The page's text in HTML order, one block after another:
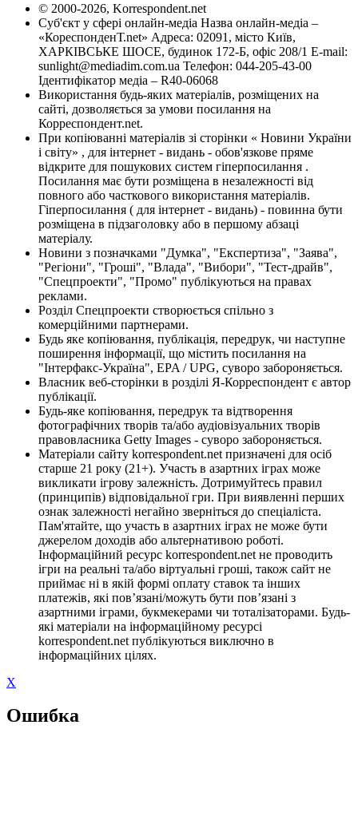
© 2000-2026, Korrespondent.net
Суб'єкт у сфері онлайн-медіа Назва онлайн-медіа –
«КореспонденТ.net» Адреса: 02091, місто Київ,
ХАРКІВСЬКЕ ШОСЕ, будинок 172-Б, офіс 208/1 E-mail:
sunlight@mediadim.com.ua Телефон: 044-205-43-00
Ідентифікатор медіа – R40-06068
Використання будь-яких матеріалів, розміщених на
сайті, дозволяється за умови посилання на
Корреспондент.net.
При копіюванні матеріалів зі сторінки « Новини України
і світу» , для інтернет - видань - обов'язкове пряме
відкрите для пошукових систем гіперпосилання .
Посилання має бути розміщена в незалежності від
повного або часткового використання матеріалів.
Гіперпосилання ( для інтернет - видань) - повинна бути
розміщена в підзаголовку або в першому абзаці
матеріалу.
Новини з позначками "Думка", "Експертиза", "Заява",
"Регіони", "Гроші", "Влада", "Вибори", "Тест-драйв",
"Спецпроекти", "Промо" публікуються на правах
реклами.
Розділ Спецпроекти створюється спільно з
комерційними партнерами.
Будь яке копіювання, публікація, передрук, чи наступне
поширення інформації, що містить посилання на
"Інтерфакс-Україна", EPA / UPG, суворо забороняється.
Власник веб-сторінки в розділі Я-Корреспондент є автор
публікації.
Будь-яке копіювання, передрук та відтворення
фотографічних творів та/або аудіовізуальних творів
правовласника Getty Images - суворо забороняється.
Матеріали сайту korrespondent.net призначені для осіб
старше 21 року (21+). Участь в азартних іграх може
викликати ігрову залежність. Дотримуйтесь правил
(принципів) відповідальної гри. При виявленні перших
ознак залежності негайно зверніться до спеціаліста.
Пам'ятайте, що участь в азартних іграх не може бути
джерелом доходів або альтернативою роботі.
Інформаційний ресурс korrespondent.net не проводить
ігри на реальні та/або віртуальні гроші, також сайт не
приймає ні в якій формі оплату ставок та інших
платежів, які пов’язані/можуть бути пов’язані з
азартними іграми, букмекерами чи тоталізаторами. Будь-
які матеріали на інформаційному ресурсі
korrespondent.net публікуються виключно в
інформаційних цілях.
X
Ошибка